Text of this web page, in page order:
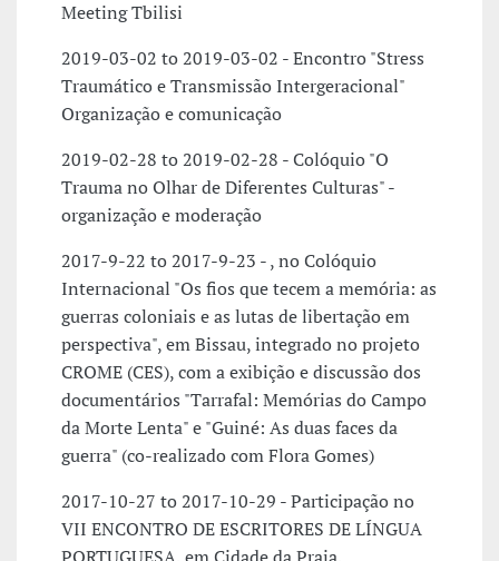
Meeting Tbilisi
2019-03-02 to 2019-03-02 - Encontro "Stress
Traumático e Transmissão Intergeracional"
Organização e comunicação
2019-02-28 to 2019-02-28 - Colóquio "O
Trauma no Olhar de Diferentes Culturas" -
organização e moderação
2017-9-22 to 2017-9-23 - , no Colóquio
Internacional "Os fios que tecem a memória: as
guerras coloniais e as lutas de libertação em
perspectiva", em Bissau, integrado no projeto
CROME (CES), com a exibição e discussão dos
documentários "Tarrafal: Memórias do Campo
da Morte Lenta" e "Guiné: As duas faces da
guerra" (co-realizado com Flora Gomes)
2017-10-27 to 2017-10-29 - Participação no
VII ENCONTRO DE ESCRITORES DE LÍNGUA